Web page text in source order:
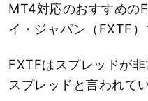
MT4対応のおすすめの
イ・ジャパン（FXTF）
FXTFはスプレッドが
スプレッドと言われて